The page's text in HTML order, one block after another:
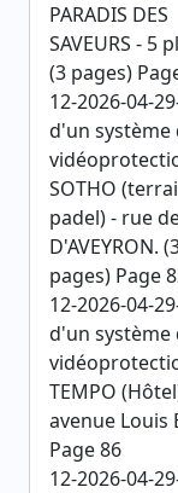
PARADIS DES
SAVEURS - 5
(3 pages)
12-2026-04-
d'un système
SOTHO
padel) - rue
D'AVEYRON.
pages) Page
12-2026-04-
d'un système
TEMPO
avenue Louis
Page 86
12-2026-04-